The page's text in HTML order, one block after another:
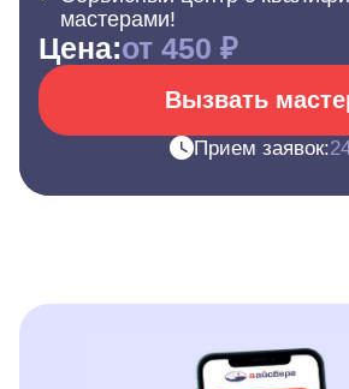
мастерами!
Цена:от 450 ₽
Вызвать
Прием заявок: